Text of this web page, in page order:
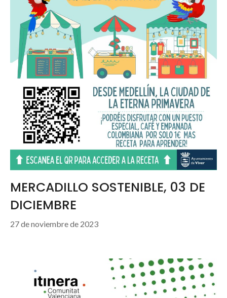
MERCADILLO SOSTENIBLE, 03 DE
DICIEMBRE
27 de noviembre de 2023